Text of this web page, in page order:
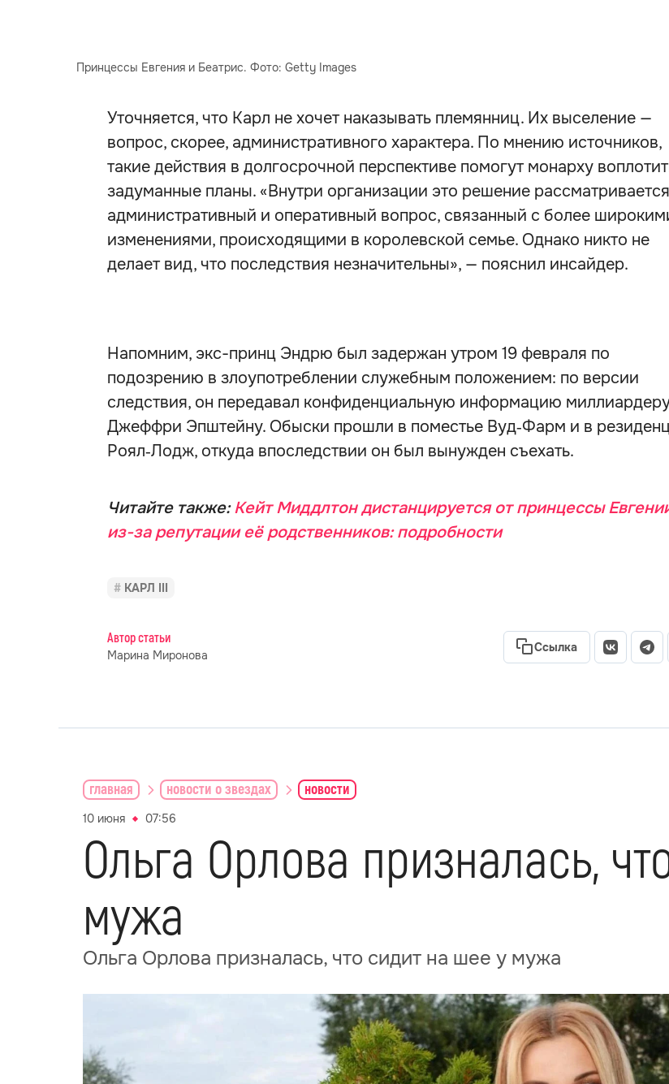
Принцессы Евгения и Беатрис. Фото: Getty Images
Уточняется, что Карл не хочет наказывать племянниц. Их выселение —
вопрос, скорее, административного характера. По мнению источников,
такие действия в долгосрочной перспективе помогут монарху
задуманные планы. «Внутри организации это решение
административный и оперативный вопрос, связанный с более
изменениями, происходящими в королевской семье. Однако никто не
делает вид, что последствия незначительны», — пояснил инсайдер.
Напомним, экс-принц Эндрю был задержан утром 19 февраля по
подозрению в злоупотреблении служебным положением: по версии
следствия, он передавал конфиденциальную информацию
Джеффри Эпштейну. Обыски прошли в поместье Вуд‑Фарм и в
Роял‑Лодж, откуда впоследствии он был вынужден съехать.
Читайте также:Кейт Миддлтон дистанцируется от принцессы
из-за репутации её родственников: подробности
КАРЛ III
Автор статьи
Марина Миронова
Ссылка
главная новости о звездах новости
10 июня 07:56
Ольга Орлова призналась,
мужа
Ольга Орлова призналась, что сидит на шее у мужа